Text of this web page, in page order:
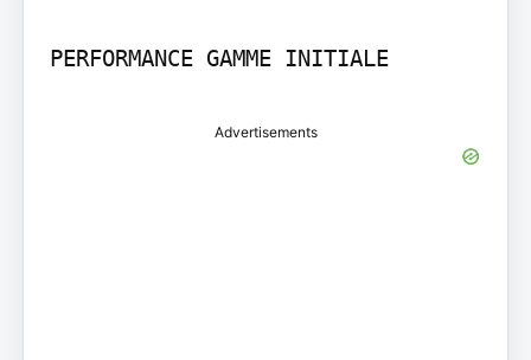
PERFORMANCE GAMME INITIALE
Advertisements